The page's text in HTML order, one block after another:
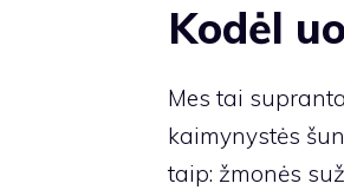
Kodėl
Mes tai
kaimynystės
taip: žmonės